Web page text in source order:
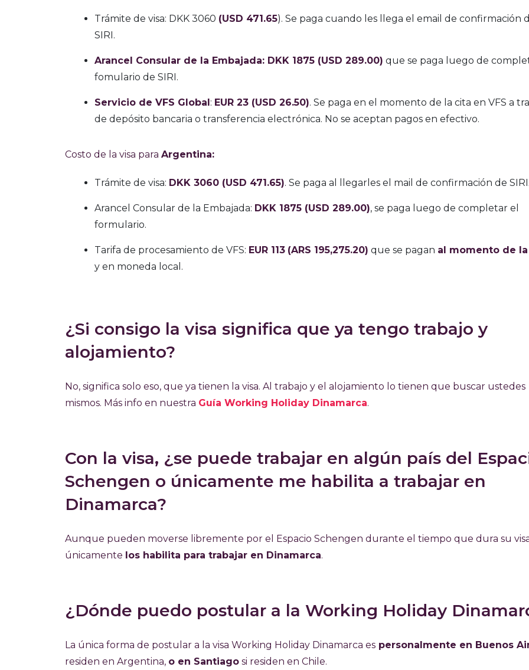
Trámite de visa: DKK 3060 (USD 471.65). Se paga cuando les llega el email de confirmación
SIRI.
Arancel Consular de la Embajada: DKK 1875 (USD 289.00) que se paga luego de
fomulario de SIRI.
Servicio de VFS Global: EUR 23 (USD 26.50). Se paga en el momento de la cita en VFS a
de depósito bancaria o transferencia electrónica. No se aceptan pagos en efectivo.
Costo de la visa para Argentina:
Trámite de visa: DKK 3060 (USD 471.65). Se paga al llegarles el mail de confirmación de SIRI.
Arancel Consular de la Embajada: DKK 1875 (USD 289.00), se paga luego de completar el
formulario.
Tarifa de procesamiento de VFS: EUR 113 (ARS 195,275.20) que se pagan al momento de
y en moneda local.
¿Si consigo la visa significa que ya tengo trabajo y
alojamiento?
No, significa solo eso, que ya tienen la visa. Al trabajo y el alojamiento lo tienen que buscar ustedes
mismos. Más info en nuestra Guía Working Holiday Dinamarca.
Con la visa, ¿se puede trabajar en algún país del
Schengen o únicamente me habilita a trabajar en
Dinamarca?
Aunque pueden moverse libremente por el Espacio Schengen durante el tiempo que dura su
únicamente los habilita para trabajar en Dinamarca.
¿Dónde puedo postular a la Working Holiday
La única forma de postular a la visa Working Holiday Dinamarca es personalmente en Buenos
residen en Argentina, o en Santiago si residen en Chile.